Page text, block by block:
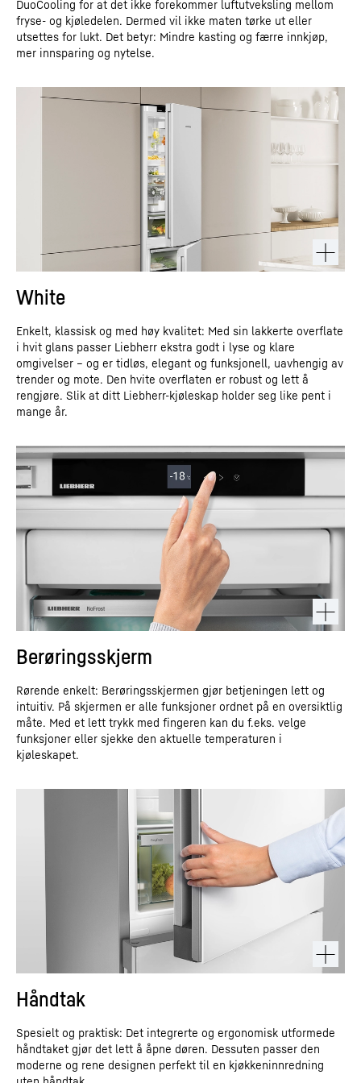
DuoCooling for at det ikke forekommer luftutveksling mellom
fryse- og kjøledelen. Dermed vil ikke maten tørke ut eller
utsettes for lukt. Det betyr: Mindre kasting og færre innkjøp,
mer innsparing og nytelse.
White
Enkelt, klassisk og med høy kvalitet: Med sin lakkerte overflate
i hvit glans passer Liebherr ekstra godt i lyse og klare
omgivelser – og er tidløs, elegant og funksjonell, uavhengig av
trender og mote. Den hvite overflaten er robust og lett å
rengjøre. Slik at ditt Liebherr-kjøleskap holder seg like pent i
mange år.
Berøringsskjerm
Rørende enkelt: Berøringsskjermen gjør betjeningen lett og
intuitiv. På skjermen er alle funksjoner ordnet på en oversiktlig
måte. Med et lett trykk med fingeren kan du f.eks. velge
funksjoner eller sjekke den aktuelle temperaturen i
kjøleskapet.
Håndtak
Spesielt og praktisk: Det integrerte og ergonomisk utformede
håndtaket gjør det lett å åpne døren. Dessuten passer den
moderne og rene designen perfekt til en kjøkkeninnredning